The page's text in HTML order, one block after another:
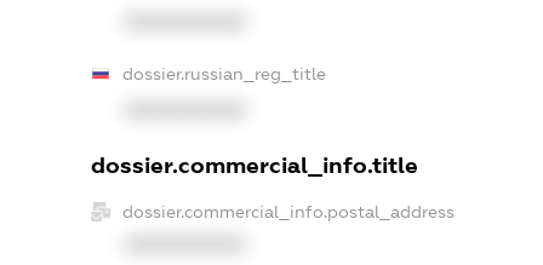
dossier.russian_reg_title
dossier.commercial_info.title
dossier.commercial_info.postal_address